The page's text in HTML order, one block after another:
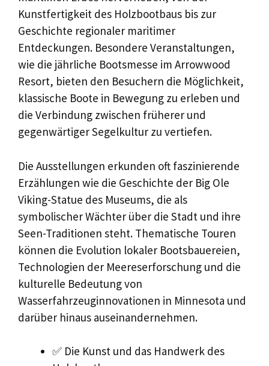
Kunstfertigkeit des Holzbootbaus bis zur
Geschichte regionaler maritimer
Entdeckungen. Besondere Veranstaltungen,
wie die jährliche Bootsmesse im Arrowwood
Resort, bieten den Besuchern die Möglichkeit,
klassische Boote in Bewegung zu erleben und
die Verbindung zwischen früherer und
gegenwärtiger Segelkultur zu vertiefen.
Die Ausstellungen erkunden oft faszinierende
Erzählungen wie die Geschichte der Big Ole
Viking-Statue des Museums, die als
symbolischer Wächter über die Stadt und ihre
Seen-Traditionen steht. Thematische Touren
können die Evolution lokaler Bootsbauereien,
Technologien der Meereserforschung und die
kulturelle Bedeutung von
Wasserfahrzeuginnovationen in Minnesota und
darüber hinaus auseinandernehmen.
✅ Die Kunst und das Handwerk des